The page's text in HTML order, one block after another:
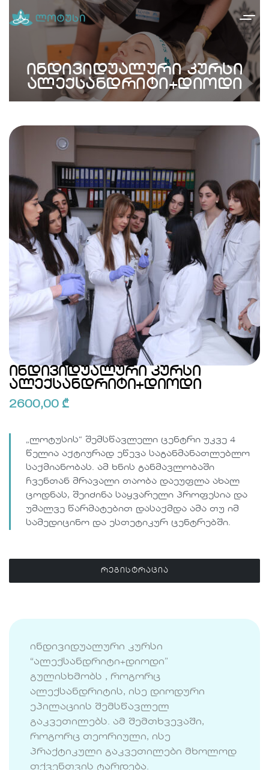
ინდივიდუალური კურსი
ალექსანდრიტი+დიოდი
ინდივიდუალური კურსი
ალექსანდრიტი+დიოდი
2600,00 ₾
„ლოტუსის“ შემსწავლელი ცენტრი უკვე 4
წელია აქტიურად ეწევა საგანმანათლებლო
საქმიანობას. ამ ხნის განმავლობაში
ჩვენთან მრავალი თაობა დაეუფლა ახალ
ცოდნას, შეიძინა საყვარელი პროფესია და
უმალვე წარმატებით დასაქმდა ამა თუ იმ
სამედიცინო და ესთეტიკურ ცენტრებში.
ᲠᲔᲒᲘᲡᲢᲠᲐᲪᲘᲐ
ინდივიდუალური კურსი
“ალექსანდრიტი+დიოდი”
გულისხმობს , როგორც
ალექსანდრიტის, ისე დიოდური
ეპილაციის შემსწავლელ
გაკვეთილებს. ამ შემთხვევაში,
როგორც თეორიული, ისე
პრაქტიკული გაკვეთილები მხოლოდ
თქვენთვის ტარდება.